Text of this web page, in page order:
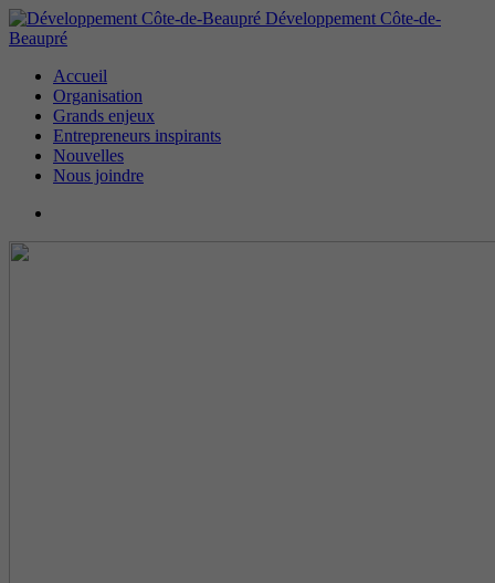
Développement Côte-de-
Beaupré
Accueil
Organisation
Grands enjeux
Entrepreneurs inspirants
Nouvelles
Nous joindre